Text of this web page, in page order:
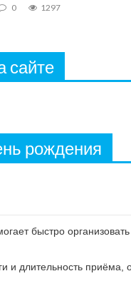
0 1297
сайте
рождения
быстро
и длительность